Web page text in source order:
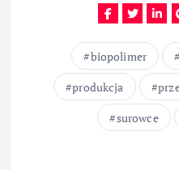
biopolimer
produkcja
surowce